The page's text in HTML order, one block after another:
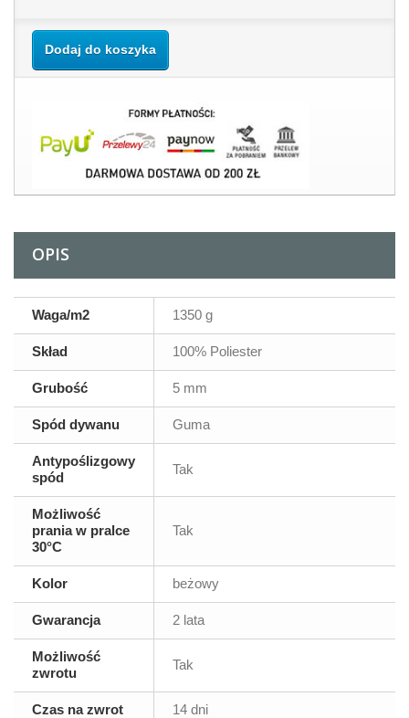
Dodaj do koszyka
OPIS
Waga/m2 1350 g
Skład 100% Poliester
Grubość 5 mm
Spód dywanu Guma
Antypoślizgowy
spód
Tak
Możliwość
prania w pralce
30°C
Tak
Kolor beżowy
Gwarancja 2 lata
Możliwość
zwrotu
Tak
Czas na zwrot 14 dni